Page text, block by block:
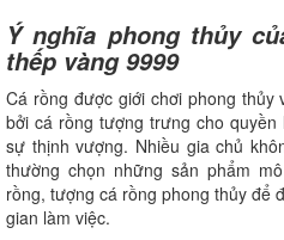
Ý nghĩa phong thủy
thếp vàng 9999
Cá rồng được giới chơi phong
bởi cá rồng tượng trưng cho
sự thịnh vượng. Nhiều gia chủ
thường chọn những sản phẩm
rồng, tượng cá rồng phong thủy để
gian làm việc.